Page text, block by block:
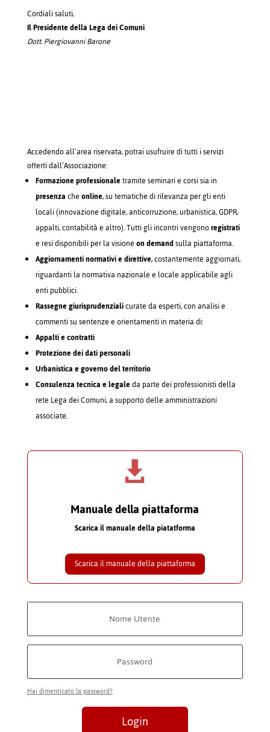
Cordiali saluti,
Il Presidente della Lega dei Comuni
Dott. Piergiovanni Barone
Accedendo all’area riservata, potrai usufruire di tutti i servizi
offerti dall’Associazione:
Formazione professionaletramite seminari e corsi sia in
presenzacheonline, su tematiche di rilevanza per gli enti
locali (innovazione digitale, anticorruzione, urbanistica, GDPR,
appalti, contabilità e altro). Tutti gli incontri vengonoregistrati
e resi disponibili per la visioneon demandsulla piattaforma.
Aggiornamenti normativi e direttive, costantemente aggiornati,
riguardanti la normativa nazionale e locale applicabile agli
enti pubblici.
Rassegne giurisprudenzialicurate da esperti, con analisi e
commenti su sentenze e orientamenti in materia di:
Appalti e contratti
Protezione dei dati personali
Urbanistica e governo del territorio
Consulenza tecnica e legaleda parte dei professionisti della
rete Lega dei Comuni, a supporto delle amministrazioni
associate.

Manuale della piattaforma
Scarica il manuale della piatatforma
Scarica il manuale della piattaforma
Hai dimenticato la password?
Login